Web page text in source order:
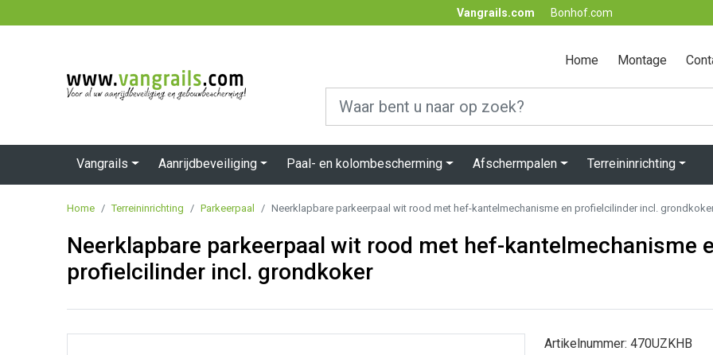
Vangrails.com Bonhof.com
Home Montage
Vangrails Aanrijdbeveiliging Paal- en kolombescherming Afschermpalen Terreininrichting
Home Terreininrichting Parkeerpaal Neerklapbare parkeerpaal wit rood met hef-kantelmechanisme en profielcilinder incl.
Neerklapbare parkeerpaal wit rood met hef-kantelmechanisme
profielcilinder incl. grondkoker
Artikelnummer: 470UZKHB